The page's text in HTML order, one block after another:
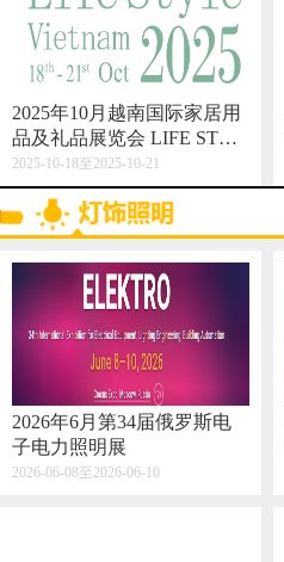
2025年10月越南国际家居用
品及礼品展览会 LIFE STYL
E VIETNAM 2025
2025-10-18至2025-10-21
2026年6月第34届俄罗斯电
子电力照明展
2026-06-08至2026-06-10